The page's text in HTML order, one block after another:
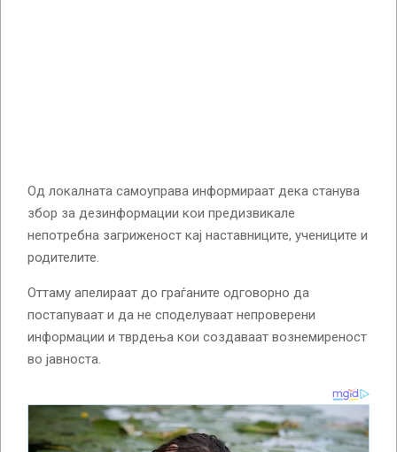
Од локалната самоуправа информираат дека станува
збор за дезинформации кои предизвикале
непотребна загриженост кај наставниците, учениците и
родителите.
Оттаму апелираат до граѓаните одговорно да
постапуваат и да не споделуваат непроверени
информации и тврдења кои создаваат вознемиреност
во јавноста.